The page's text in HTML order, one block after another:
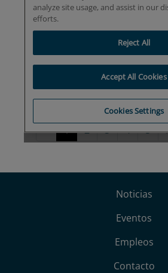
Noticias
Eventos
Empleos
Contacto